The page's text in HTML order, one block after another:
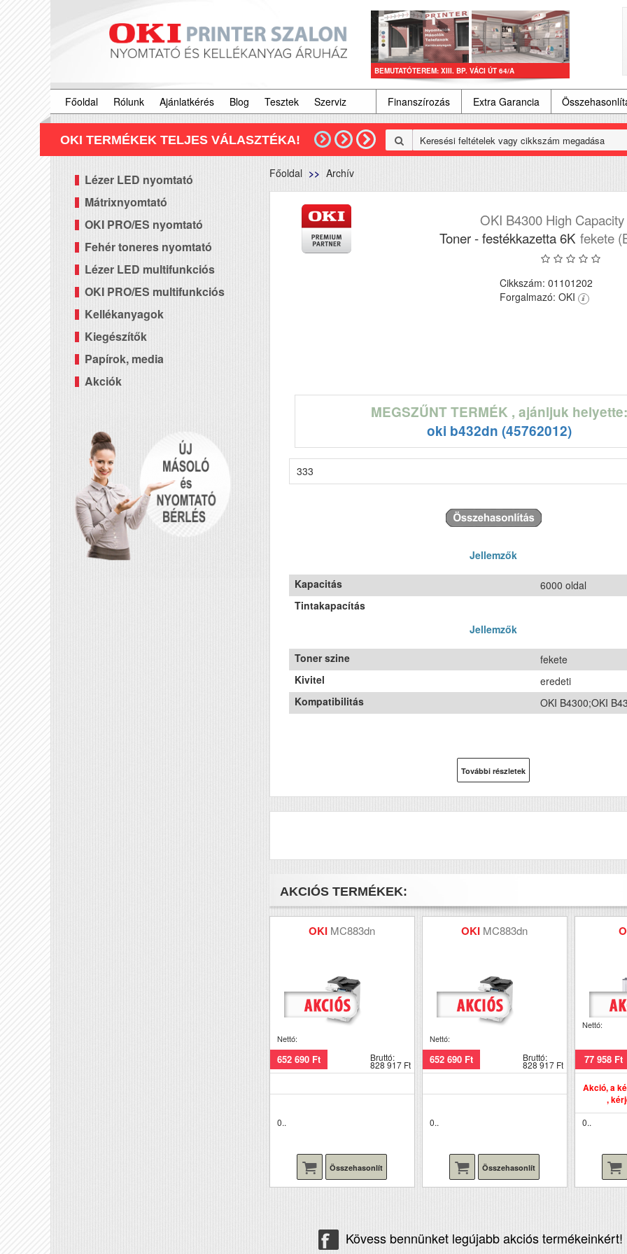
BEMUTATÓTEREM: XIII. BP. VÁCI ÚT 64/A
Főoldal Rólunk Ajánlatkérés Blog Tesztek Szerviz Finanszírozás Extra Garancia
OKI TERMÉKEK TELJES VÁLASZTÉKA!
Lézer LED nyomtató
Mátrixnyomtató
OKI PRO/ES nyomtató
Fehér toneres nyomtató
Lézer LED multifunkciós
OKI PRO/ES multifunkciós
Kellékanyagok
Kiegészítők
Papírok, media
Akciók
Főoldal Archív
OKI B4300 High
Toner - festékkazetta 6K fekete
Cikkszám: 01101202
Forgalmazó: OKI
MEGSZŰNT TERMÉK , ajánljuk helyette:
oki b432dn (45762012)
333
Jellemzők
Kapacitás
6000 oldal
Tintakapacítás
Jellemzők
Toner szine
fekete
Kivitel
eredeti
Kompatibilitás
OKI B4300;OKI
További részletek
AKCIÓS TERMÉKEK:
OKI MC883dn
Nettó:
652 690 Ft Bruttó:
828 917 Ft
0..
Összehasonlít
OKI MC883dn
Nettó:
652 690 Ft Bruttó:
828 917 Ft
0..
Összehasonlít
Nettó:
77 958 Ft
Akció, a
,
0..
Kövess bennünket legújabb akciós termékeinkért!